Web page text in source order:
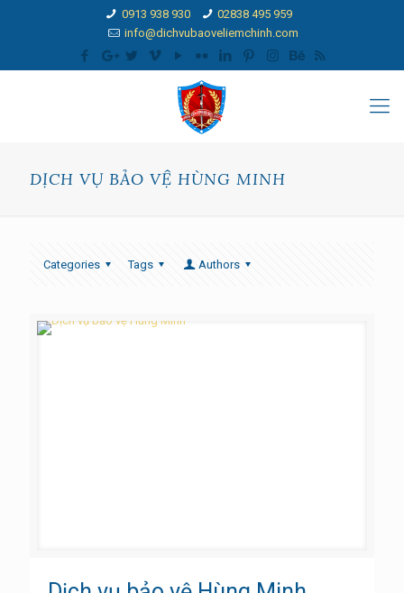
0913 938 930
02838 495 959
info@dichvubaoveliemchinh.com
DỊCH VỤ BẢO VỆ HÙNG MINH
Categories Tags Authors